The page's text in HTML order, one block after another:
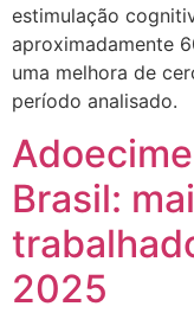
estimulação
aproximadamente
uma melhora de
período analisado.
Brasil:
2025